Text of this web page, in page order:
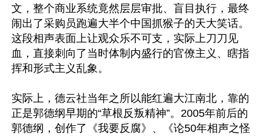
文，整个商业系统竟然层层审批、盲目执行，最终
闹出了采购员跑遍大半个中国抓猴子的天大笑话。
这段相声表面上让观众乐不可支，实际上刀刀见
血，直接刺向了当时体制内盛行的官僚主义、瞎指
挥和形式主义乱象。
实际上，德云社当年之所以能红遍大江南北，靠的
正是郭德纲早期的“草根反叛精神”。2005年前后的
郭德纲，创作了《我要反腐》、《论50年相声之怪